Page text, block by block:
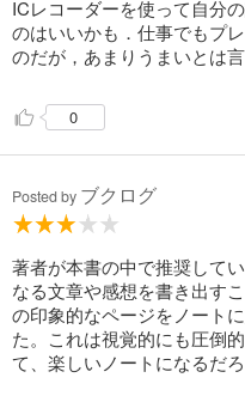
作品の中で記録することで
明している。
ＲＥＣＯＲＤ効果
②Ｅｖｉｄｅｎｃｅ（証拠
③Ｃｏｎｓｉｄｅｒ（熟考
く考える
④Ｏｖｅｒｌｏｏｋ（俯瞰
早くなる
⑤Ｒｅｐｏｒｔ（伝達）正
⑥Ｄａｔａｂａｓｅ（蓄積
６つのメリットについては
書の核となるものだと考え
「記録」の重要性を再認識
ICレコーダーを使って自分
のはいいかも．仕事でもプ
のだが，あまりうまいとは
0
Posted by ブクログ
著者が本書の中で推奨して
なる文章や感想を書き出す
の印象的なページをノート
た。これは視覚的にも圧倒
て、楽しいノートになるだ